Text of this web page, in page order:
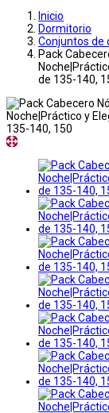
Inicio
Dormitorio
Conjuntos de
Pack
de 135-140,